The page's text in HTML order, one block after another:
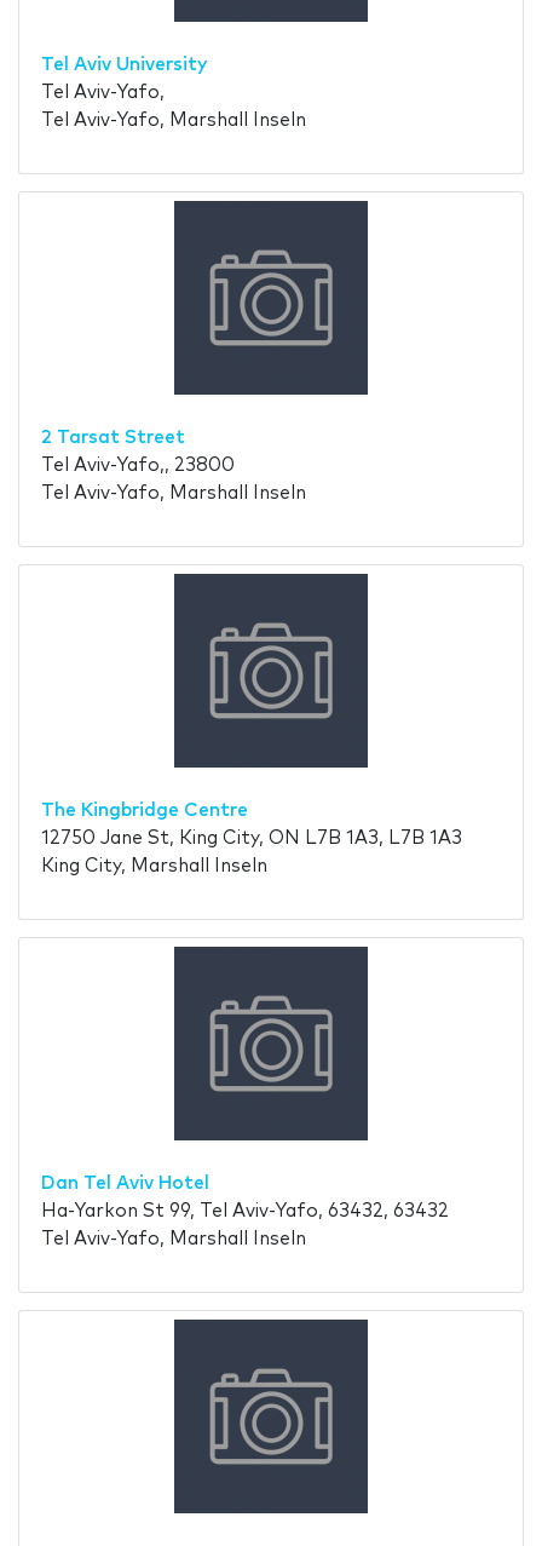
Tel Aviv University
Tel Aviv-Yafo,
Tel Aviv-Yafo, Marshall Inseln
2 Tarsat Street
Tel Aviv-Yafo,, 23800
Tel Aviv-Yafo, Marshall Inseln
The Kingbridge Centre
12750 Jane St, King City, ON L7B 1A3, L7B 1A3
King City, Marshall Inseln
Dan Tel Aviv Hotel
Ha-Yarkon St 99, Tel Aviv-Yafo, 63432, 63432
Tel Aviv-Yafo, Marshall Inseln